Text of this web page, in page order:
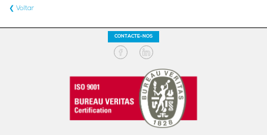
❮ Voltar
CONTACTE-NOS